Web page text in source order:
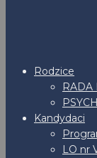
Rodzice
RADA
Kandydaci
LO nr